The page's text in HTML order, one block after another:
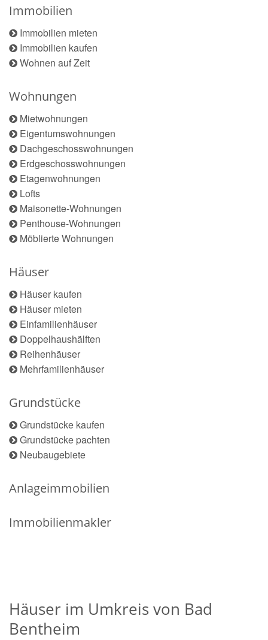
Immobilien
Immobilien mieten
Immobilien kaufen
Wohnen auf Zeit
Wohnungen
Mietwohnungen
Eigentumswohnungen
Dachgeschosswohnungen
Erdgeschosswohnungen
Etagenwohnungen
Lofts
Maisonette-Wohnungen
Penthouse-Wohnungen
Möblierte Wohnungen
Häuser
Häuser kaufen
Häuser mieten
Einfamilienhäuser
Doppelhaushälften
Reihenhäuser
Mehrfamilienhäuser
Grundstücke
Grundstücke kaufen
Grundstücke pachten
Neubaugebiete
Anlageimmobilien
Immobilienmakler
Häuser im Umkreis von Bad
Bentheim